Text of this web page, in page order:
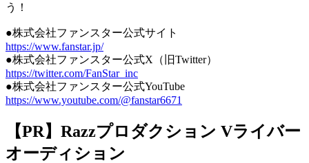
う！
●株式会社ファンスター公式サイト
https://www.fanstar.jp/
●株式会社ファンスター公式X（旧Twitter）
https://twitter.com/FanStar_inc
●株式会社ファンスター公式YouTube
https://www.youtube.com/@fanstar6671
【PR】Razzプロダクション Vライバー
オーディション